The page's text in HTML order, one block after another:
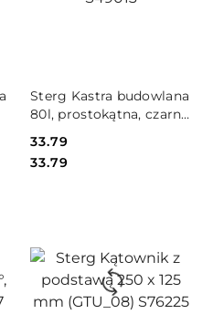
Sterg Kastra budowlana
80l, prostokątna, czarna
Cena:
33.79
Cena:
33.79
DO KOSZYKA